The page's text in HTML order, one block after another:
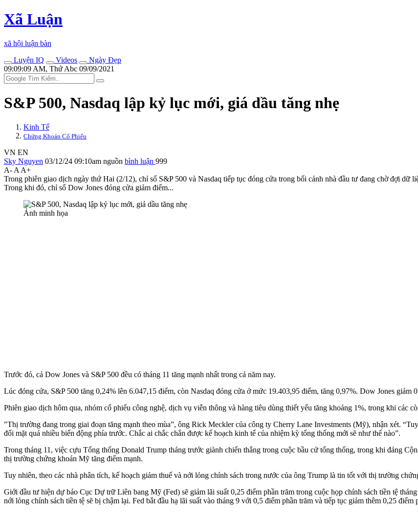
Xã Luận
xã hội luận bàn
Luyện IQ
Videos
Ngày Đẹp
09:09:09 AM, Thứ Abc 09/09/2021
S&P 500, Nasdaq lập kỷ lục mới, giá dầu tăng nhẹ
Kinh Tế
Chứng Khoán Cổ Phiếu
VN EN
Sky Nguyen 03/12/24 09:10am nguồn bình luận 999
A- A A+
Trong phiên giao dịch ngày thứ Hai (2/12), chỉ số S&P 500 và Nasdaq tiếp tục đóng cửa trong bối cảnh nhà đầu tư đang chờ đợi dữ
Trong khi đó, chỉ số Dow Jones đóng cửa giảm điểm...
Ảnh minh họa
Trước đó, cả Dow Jones và S&P 500 đều có tháng 11 tăng mạnh nhất trong cả năm nay.
Lúc đóng cửa, S&P 500 tăng 0,24% lên 6.047,15 điểm, còn Nasdaq đóng cửa ở mức 19.403,95 điểm, tăng 0,97%. Dow Jones giảm
Phiên giao dịch hôm qua, nhóm cổ phiếu công nghệ, dịch vụ viễn thông và hàng tiêu dùng thiết yếu tăng khoảng 1%, trong khi các
"Thị trường đang trong giai đoạn tăng mạnh theo mùa”, ông Rick Meckler của công ty Cherry Lane Investments (Mỹ), nhận xét.
đối mặt quá nhiều biến động phía trước. Chắc ai chắc chắn được kế hoạch kinh tế của nhiệm kỳ tổng thống mới sẽ như thế nào”.
Trong tháng 11, việc cựu Tổng thống Donald Trump tháng trước giành chiến thắng trong cuộc bầu cử tổng thống, trong khi đảng
thị trường chứng khoán Mỹ tăng điểm mạnh.
Tuy nhiên, theo các nhà phân tích, kế hoạch giảm thuế và nới lỏng chính sách trong nước của ông Trump là tin tốt với thị trường
Giới đầu tư hiện dự báo Cục Dự trữ Liên bang Mỹ (Fed) sẽ giảm lãi suất 0,25 điểm phần trăm trong cuộc họp chính sách tiền tệ
nới lỏng chính sách tiền tệ sẽ bị chậm lại. Fed bắt đầu hạ lãi suất vào tháng 9 với 0,5 điểm phần trăm và tiếp tục giảm thêm 0,25 điểm